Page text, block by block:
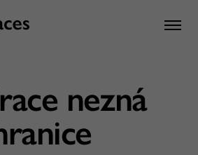
nezná